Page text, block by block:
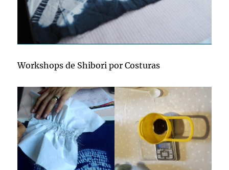
Workshops de Shibori por Costuras